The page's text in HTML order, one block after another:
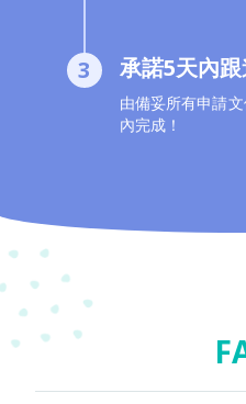
3 承諾5天內
由備妥所有申請
內完成！